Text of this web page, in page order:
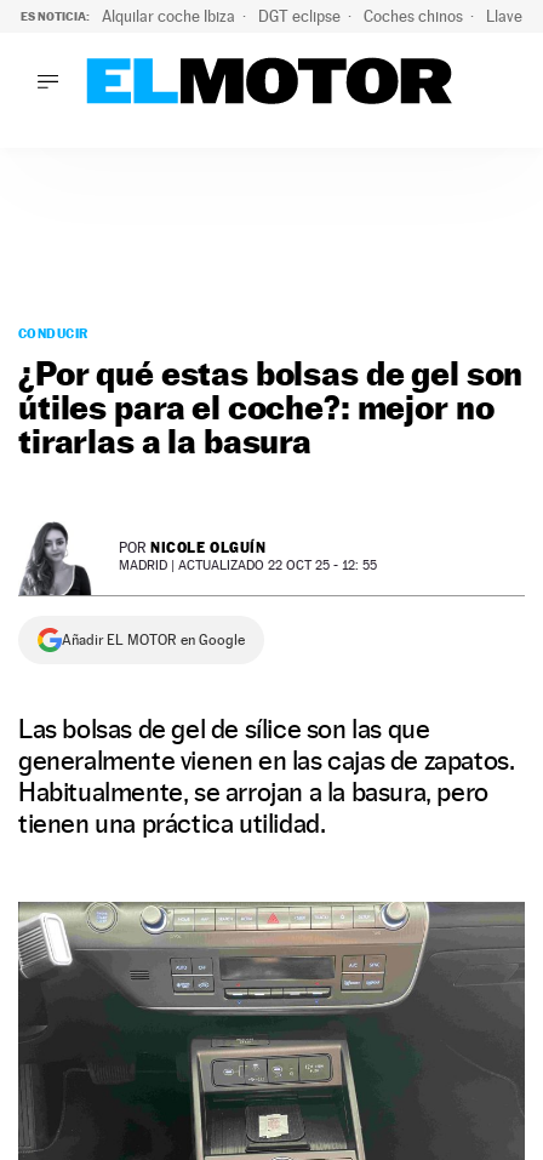
ES NOTICIA: Alquilar coche Ibiza DGT eclipse Coches chinos Llaves
PODCAST
MOTOS
TECNOLOGÍA
SUPERCOCHES
SERVICIOS
NEWSLETTER
SÍGUENOS
CONDUCIR
¿Por qué estas bolsas de gel son
útiles para el coche?: mejor no
tirarlas a la basura
POR NICOLE OLGUÍN
MADRID | ACTUALIZADO 22 OCT 25 - 12: 55
Añadir EL MOTOR en Google
Las bolsas de gel de sílice son las que
generalmente vienen en las cajas de zapatos.
Habitualmente, se arrojan a la basura, pero
tienen una práctica utilidad.